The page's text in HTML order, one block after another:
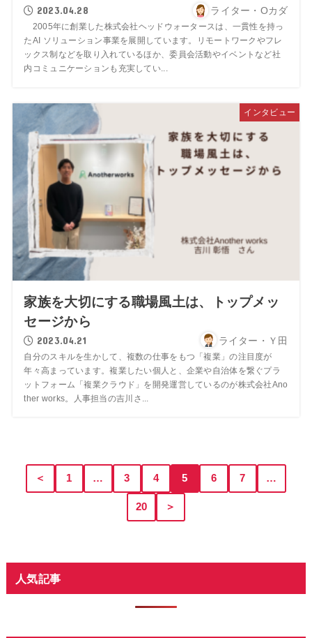
2023.04.28 ライター・Oカダ
2005年に創業した株式会社ヘッドウォータースは、一貫性を持っ
たAI ソリューション事業を展開しています。リモートワークやフレ
ックス制などを取り入れているほか、委員会活動やイベントなど社
内コミュニケーションも充実してい...
インタビュー
家族を大切にする職場風土は、トップメッ
セージから
2023.04.21 ライター・Ｙ田
自分のスキルを生かして、複数の仕事をもつ「複業」の注目度が
年々高まっています。複業したい個人と、企業や自治体を繋ぐプラ
ットフォーム「複業クラウド」を開発運営しているのが株式会社Ano
ther works。人事担当の吉川さ...
＜ 1 … 3 4 5 6 7 …
20 ＞
人気記事